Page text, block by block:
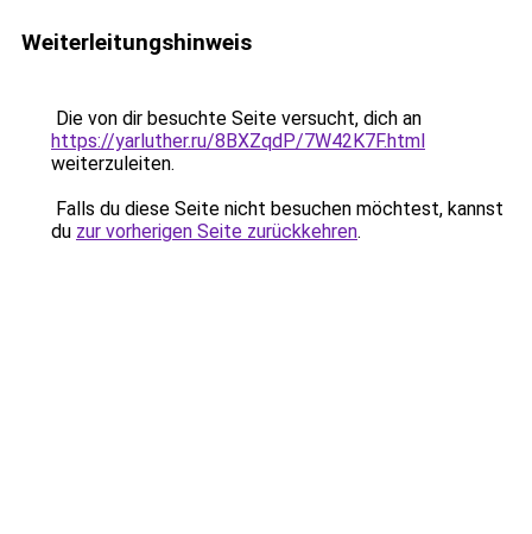
Weiterleitungshinweis
Die von dir besuchte Seite versucht, dich an
https://yarluther.ru/8BXZqdP/7W42K7F.html
weiterzuleiten.
Falls du diese Seite nicht besuchen möchtest, kannst
du zur vorherigen Seite zurückkehren.